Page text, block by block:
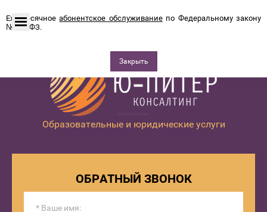
Образовательные и юридические услуги
ОБРАТНЫЙ ЗВОНОК
Ежемесячноеабонентское обслуживаниепо Федеральному закону
№115-ФЗ.
Закрыть